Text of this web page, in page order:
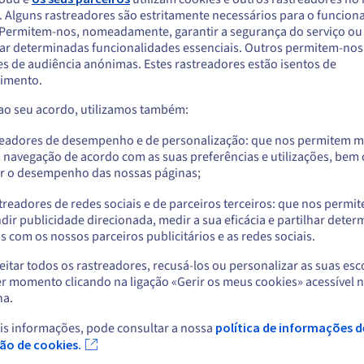
competitivos e e-sport
Hospede as suas competições CS2,
TrackMania ou outros jogos PVP com um
grande número de jogadores por anfitrião.
deixe-nos fazer o resto.
ao Cliente
de aprendizagem
suporte
News
Blog
que está localizado em Estados
encomendar a partir de Estados Unidos, terá de consultar e criar uma conta
do país em questão.
ao website do Estados Unidos
us.ovhcloud.com/
bare-metal Inglês USD - $
ou
no website atual
outro website
Alguns rastreadores são estritamente necessários para o
nos, nomeadamente, garantir a segurança do serviço ou
determinadas funcionalidades essenciais. Outros permitem-
de audiência anónimas. Estes rastreadores estão isentos de
seu acordo, utilizamos também:
de desempenho e de personalização: que nos permitem
navegação de acordo com as suas preferências e utilizações, bem
o desempenho das nossas páginas;
de redes sociais e de parceiros terceiros: que nos
publicidade direcionada, medir a sua eficácia e partilhar
com os nossos parceiros publicitários e as redes sociais.
todos os rastreadores, recusá-los ou personalizar as suas
momento clicando na ligação «Gerir os meus cookies» acessível
informações, pode consultar a nossa política de informações
de cookies.